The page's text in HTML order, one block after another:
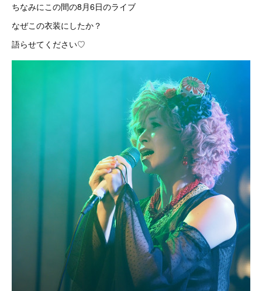
ちなみにこの間の8月6日のライブ
なぜこの衣装にしたか？
語らせてください♡